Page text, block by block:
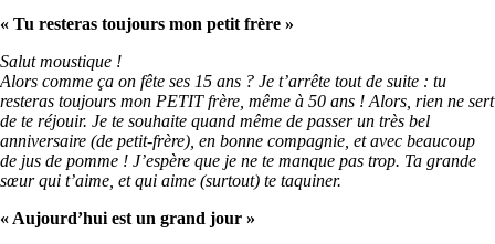
« Tu resteras toujours mon petit frère »
Salut moustique !
Alors comme ça on fête ses 15 ans ? Je t’arrête tout de suite : tu
resteras toujours mon PETIT frère, même à 50 ans ! Alors, rien ne sert
de te réjouir. Je te souhaite quand même de passer un très bel
anniversaire (de petit-frère), en bonne compagnie, et avec beaucoup
de jus de pomme ! J’espère que je ne te manque pas trop. Ta grande
sœur qui t’aime, et qui aime (surtout) te taquiner.
« Aujourd’hui est un grand jour »